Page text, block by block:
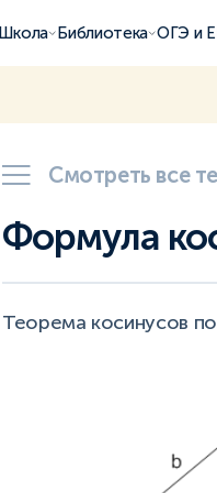
Школа Библиотека ОГЭ и
Смотреть все
Формула
Теорема косинусов